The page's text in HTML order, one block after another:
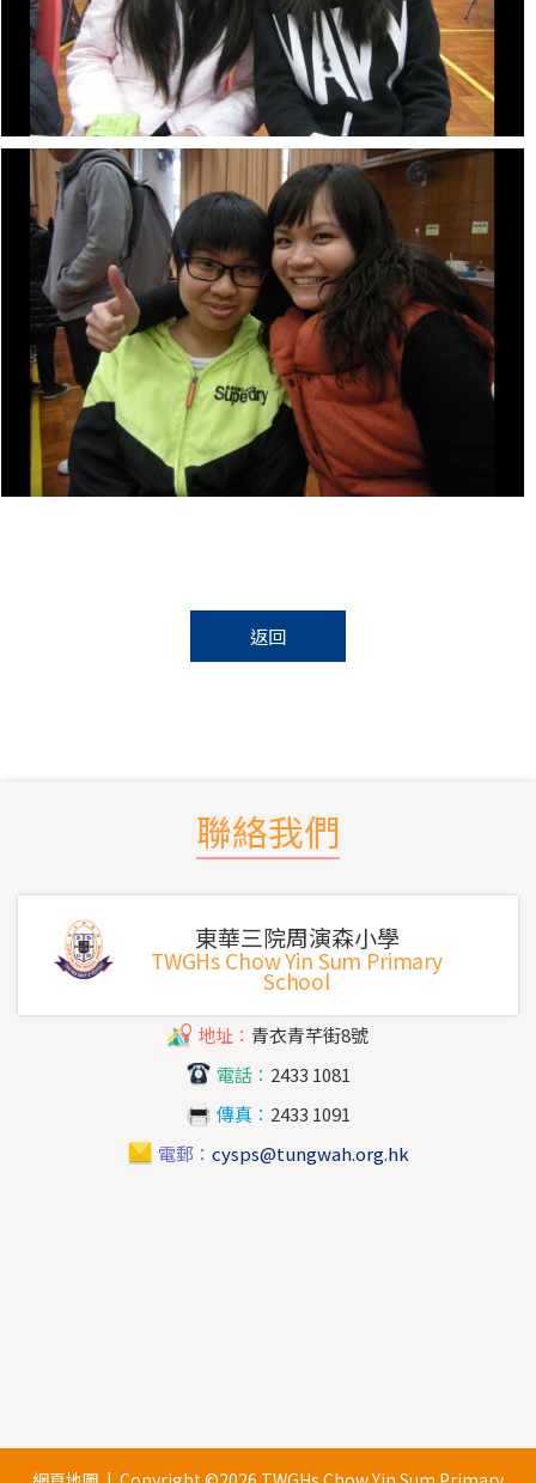
返回
聯絡我們
東華三院周演森小學
TWGHs Chow Yin Sum Primary
School
地址： 青衣青芊街8號
電話： 2433 1081
傳真： 2433 1091
電郵： cysps@tungwah.org.hk